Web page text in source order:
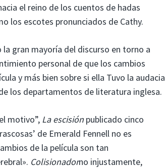
el reino de los cuentos de hadas
los escotes pronunciados de Cathy.
gran mayoría del discurso en torno a
personal de que los cambios
y más bien sobre si ella Tuvo la audacia
los departamentos de literatura inglesa.
motivo”, La escisión publicado cinco
de Emerald Fennell no es
de la película son tan
Colisionadorno injustamente,